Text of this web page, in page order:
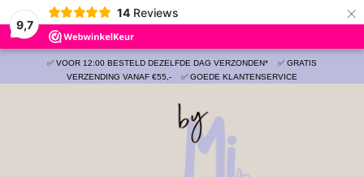
9,7
14 Reviews ×
✅ VOOR 12:00 BESTELD DEZELFDE DAG VERZONDEN* ✅ GRATIS
VERZENDING VANAF €55,- ✅ GOEDE KLANTENSERVICE
Save